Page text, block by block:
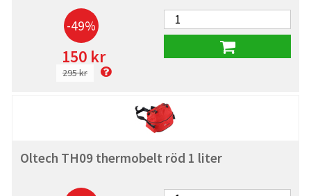
-49%
150 kr
295 kr
Oltech TH09 thermobelt röd 1 liter